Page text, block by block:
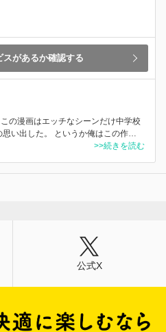
スがあるか確認する
の漫画はエッチなシーンだけ中学校
い出した。 というか俺はこの作…
>>続きを読む
公式X